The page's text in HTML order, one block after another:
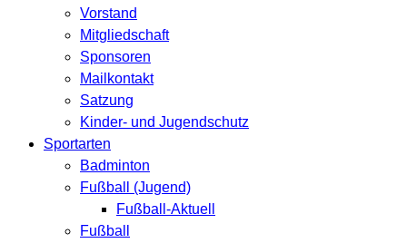
Vorstand
Mitgliedschaft
Sponsoren
Mailkontakt
Satzung
Kinder- und Jugendschutz
Sportarten
Badminton
Fußball (Jugend)
Fußball-Aktuell
Fußball